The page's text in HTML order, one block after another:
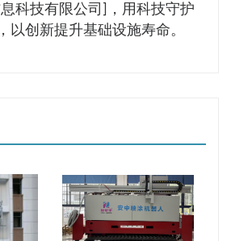
科技有限公司
，用科技守护
以创新提升基础设施寿命。